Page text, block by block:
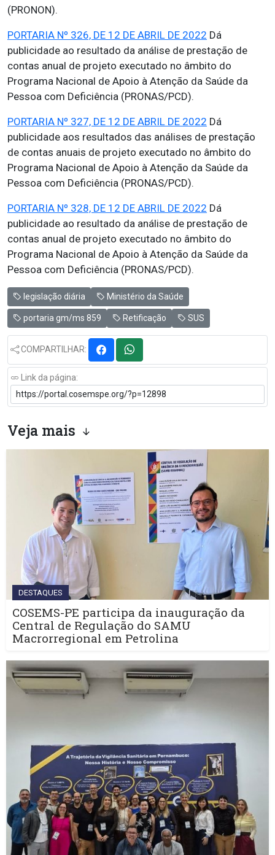
(PRONON).
PORTARIA Nº 326, DE 12 DE ABRIL DE 2022 Dá
publicidade ao resultado da análise de prestação de
contas anual de projeto executado no âmbito do
Programa Nacional de Apoio à Atenção da Saúde da
Pessoa com Deficiência (PRONAS/PCD).
PORTARIA Nº 327, DE 12 DE ABRIL DE 2022 Dá
publicidade aos resultados das análises de prestação
de contas anuais de projeto executado no âmbito do
Programa Nacional de Apoio à Atenção da Saúde da
Pessoa com Deficiência (PRONAS/PCD).
PORTARIA Nº 328, DE 12 DE ABRIL DE 2022 Dá
publicidade ao resultado da análise de prestação de
contas anual de projeto executado no âmbito do
Programa Nacional de Apoio à Atenção da Saúde da
Pessoa com Deficiência (PRONAS/PCD).
legislação diária Ministério da Saúde
portaria gm/ms 859 Retificação SUS
COMPARTILHAR:
Link da página:
Veja mais
DESTAQUES
COSEMS-PE participa da inauguração da
Central de Regulação do SAMU
Macrorregional em Petrolina